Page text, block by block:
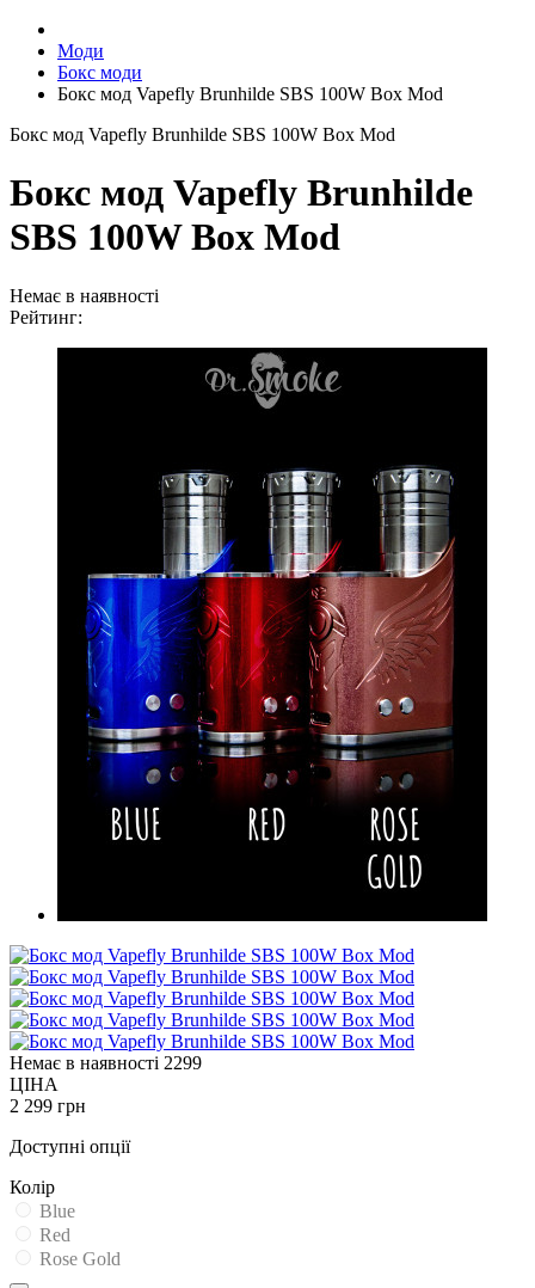
Моди
Бокс моди
Бокс мод Vapefly Brunhilde SBS 100W Box Mod
Бокс мод Vapefly Brunhilde SBS 100W Box Mod
Бокс мод Vapefly Brunhilde
SBS 100W Box Mod
Немає в наявності
Рейтинг:
Немає в наявності 2299
ЦІНА
2 299 грн
Доступні опції
Колір
Blue
Red
Rose Gold